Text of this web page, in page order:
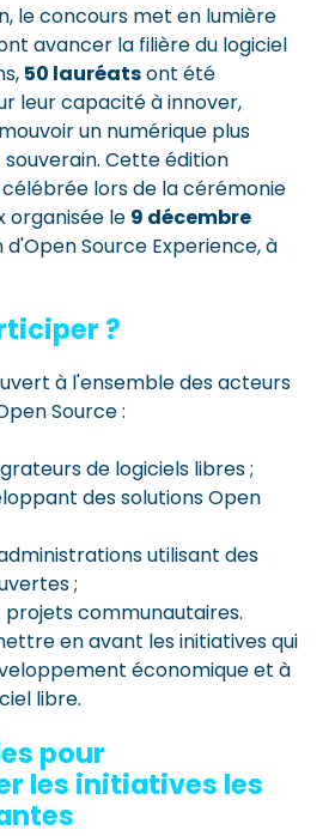
le concours met en lumière
avancer la filière du logiciel
50 lauréatsont été
leur capacité à innover,
un numérique plus
Cette édition
lors de la cérémonie
organisée le 9 décembre
d'Open Source Experience, à
?
à l'ensemble des acteurs
Source :
de logiciels libres ;
des solutions Open
utilisant des
;
projets communautaires.
en avant les initiatives qui
économique et à
libre.
pour
les initiatives les